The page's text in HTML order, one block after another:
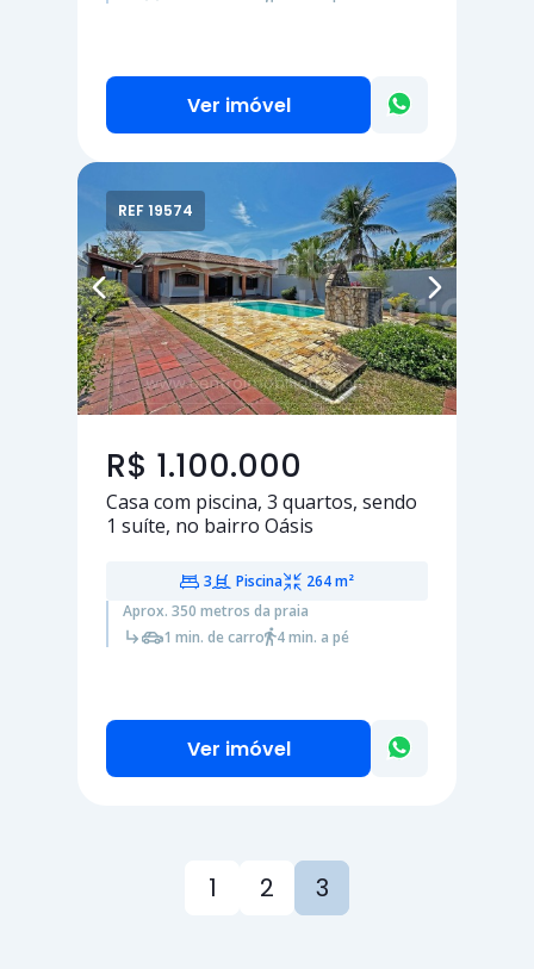
Ver imóvel
REF 19574
R$ 1.100.000
Casa com piscina, 3 quartos, sendo
1 suíte, no bairro Oásis
3 Piscina
264 m²
Aprox. 350 metros da praia
1 min. de carro
4 min. a pé
Ver imóvel
1 2 3